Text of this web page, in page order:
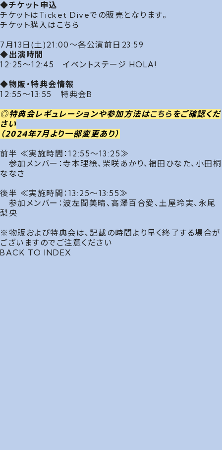
◆チケット申込
チケットはTicket Diveでの販売となります。
チケット購入は こちら
7月13日(土)21:00〜各公演前日23:59
◆出演時間
12:25～12:45 イベントステージ HOLA!
◆物販・特典会情報
12:55～13:55 特典会B
◎特典会レギュレーションや参加方法はこちら をご確認くだ
さい
（2024年7月より一部変更あり）
前半 ≪実施時間：12:55～13:25≫
参加メンバー：寺本理絵、柴咲あかり、福田ひなた、小田桐
ななさ
後半 ≪実施時間：13:25～13:55≫
参加メンバー：波左間美晴、高澤百合愛、土屋玲実、永尾
梨央
※物販および特典会は、記載の時間より早く終了する場合が
ございますのでご注意ください
BACK TO INDEX